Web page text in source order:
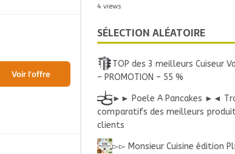
Voir l'offre
4 views
SÉLECTION ALÉATOIRE
TOP des 3 meilleurs Cuiseur
– PROMOTION – 55 %
►► Poele A Pancakes ►◄
comparatifs des meilleurs
clients
▻▻ Monsieur Cuisine édition